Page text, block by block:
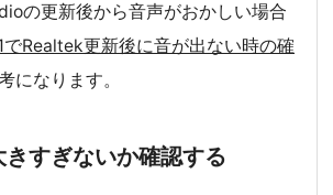
の更新後から音声がおかしい場合
でRealtek更新後に音が出ない時の確
になります。
すぎないか確認する